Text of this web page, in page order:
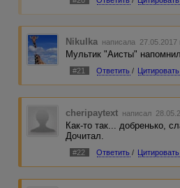
своими мамой-папой
понимаю, что стиль
точки зрения.
Nikulka написала 27.05.2017
Мультик "Аисты"
#21 Ответить / Цитировать
cheripaytext написал
Как-то так... добренько,
Дочитал.
#22 Ответить / Цитировать